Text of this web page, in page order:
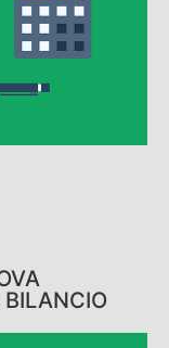
BILANCIO